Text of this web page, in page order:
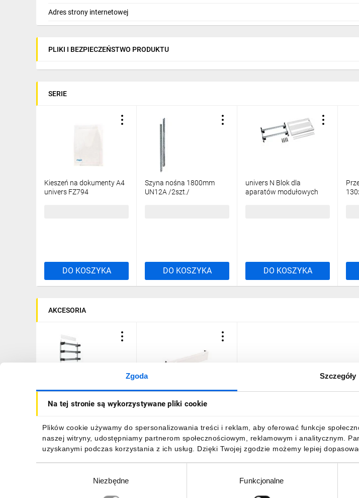
Zgoda Szczegóły
Na tej stronie są wykorzystywane pliki cookie
Plików cookie używamy do spersonalizowania treści i reklam, aby oferować funkcje
naszej witryny, udostępniamy partnerom społecznościowym, reklamowym i analitycznym.
uzyskanymi podczas korzystania z ich usług. Dzięki Twojej zgodzie możemy lepiej
Niezbędne Funkcjonalne
Wentylacja i rekuperacja
Adres strony internetowej
PLIKI I BEZPIECZEŃSTWO PRODUKTU
SERIE
Kieszeń na dokumenty A4
univers FZ794
DO KOSZYKA
Szyna nośna 1800mm
UN12A /2szt./
DO KOSZYKA
univers N Blok dla
aparatów modułowych
DO KOSZYKA
AKCESORIA
Rama modułowa 72
modułów 450x500mm
426,42 zł brutto
Blok universalny dla
zacisków szeregowych
UD13A1
575,20 złbrutto